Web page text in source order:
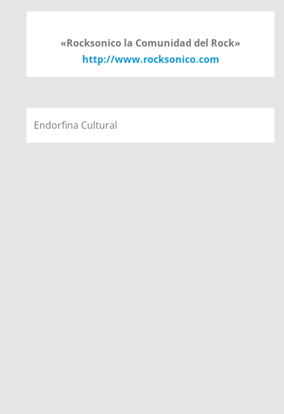
«Rocksonico la Comunidad del Rock»
http://www.rocksonico.com
Endorfina Cultural